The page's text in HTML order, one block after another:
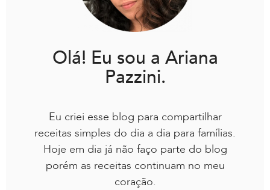
Olá! Eu sou a Ariana
Pazzini.
Eu criei esse blog para compartilhar
receitas simples do dia a dia para famílias.
Hoje em dia já não faço parte do blog
porém as receitas continuam no meu
coração.